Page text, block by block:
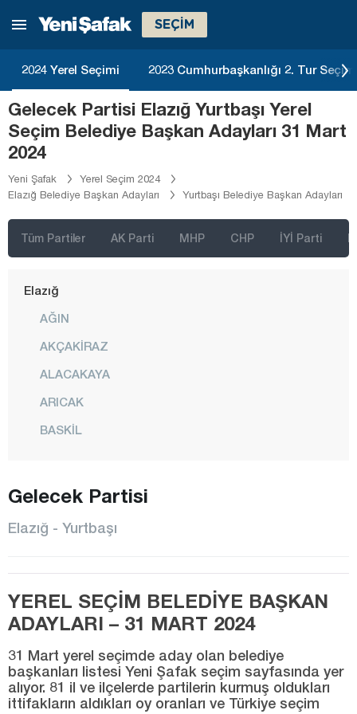
SEÇİM
2024 Yerel Seçimi 2023 Cumhurbaşkanlığı 2. Tur
Gelecek Partisi Elazığ Yurtbaşı Yerel
Seçim Belediye Başkan Adayları 31 Mart
2024
Yeni Şafak
Yerel Seçim 2024
Elazığ Belediye Başkan Adayları
Yurtbaşı Belediye Başkan Adayları
Tüm Partiler AK Parti MHP CHP İYİ Parti
Burdur
Çanakkale
Çankırı
Çorum
Denizli
Diyarbakır
Edirne
Elazığ
AĞIN
AKÇAKİRAZ
ALACAKAYA
ARICAK
BASKİL
KARAKOÇAN
KOVANCILAR
MADEN
MERKEZ
MOLLAKENDİ
PALU
Gelecek Partisi
Elazığ - Yurtbaşı
YEREL SEÇİM BELEDİYE BAŞKAN
ADAYLARI – 31 MART 2024
31 Mart yerel seçimde aday olan belediye
başkanları listesi Yeni Şafak seçim sayfasında yer
alıyor. 81 il ve ilçelerde partilerin kurmuş oldukları
ittifakların aldıkları oy oranları ve Türkiye seçim